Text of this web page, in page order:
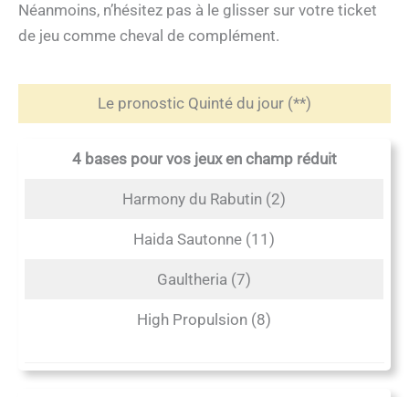
Néanmoins, n’hésitez pas à le glisser sur votre ticket
de jeu comme cheval de complément.
Le pronostic Quinté du jour (**)
4 bases pour vos jeux en champ réduit
Harmony du Rabutin (2)
Haida Sautonne (11)
Gaultheria (7)
High Propulsion (8)